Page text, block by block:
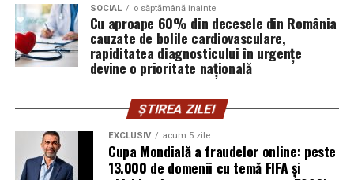
Este potrivit pentru motoarele diesel?
Da.
Ravenol VMP USVO 5W30 este utilizat frecvent pe
motoare diesel moderne.
Avantaje:
compatibilitate cu DPF;
Deși un eveniment verde presupune economii de costuri
și un impact pozitiv asupra mediului, nu trebuie să se
facă compromisuri în ceea ce privește confortul
participanților. Modelele ecologice sunt concepute
pentru a oferi un nivel ridicat de confort, similar celor
Aceste toalete sunt echipate cu ventilație
corespunzătoare pentru a preveni mirosurile neplăcute
SOCIAL o săptămână inainte
Cu aproape 60% din decesele din România
cauzate de bolile cardiovasculare,
rapiditatea diagnosticului în urgențe
devine o prioritate națională
ȘTIREA ZILEI
EXCLUSIV acum 5 zile
Cupa Mondială a fraudelor online: peste
13.000 de domenii cu temă FIFA și